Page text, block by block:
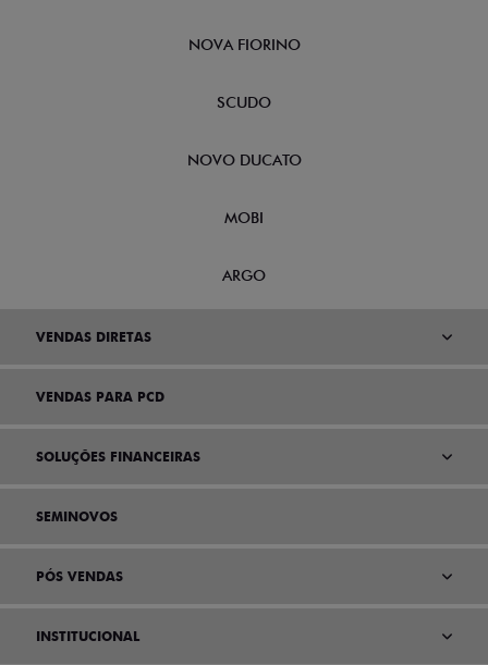
CRONOS
NOVA FIORINO
SCUDO
NOVO DUCATO
MOBI
VENDAS DIRETAS
VENDAS PARA PCD
SOLUÇÕES FINANCEIRAS
SEMINOVOS
PÓS VENDAS